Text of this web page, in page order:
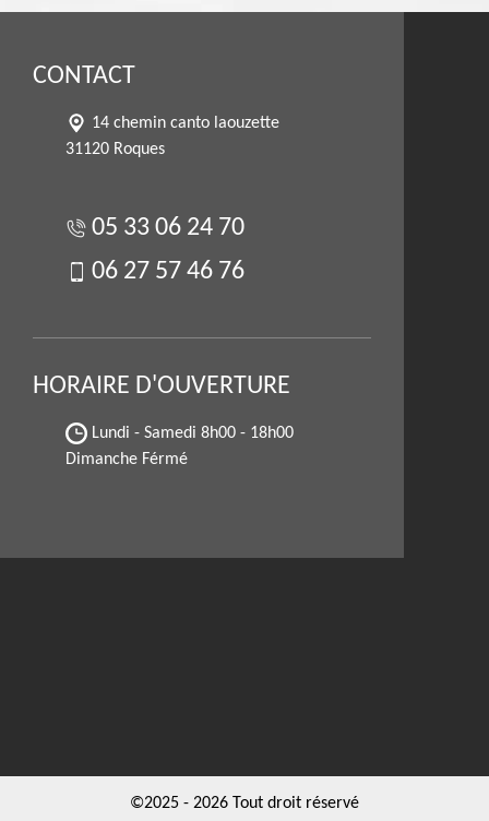
CONTACT
14 chemin canto laouzette
31120 Roques
05 33 06 24 70
06 27 57 46 76
HORAIRE D'OUVERTURE
Lundi - Samedi 8h00 - 18h00
Dimanche Férmé
©2025 - 2026 Tout droit réservé